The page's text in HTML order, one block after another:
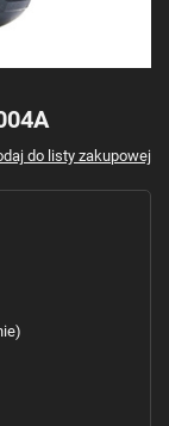
do listy zakupowej